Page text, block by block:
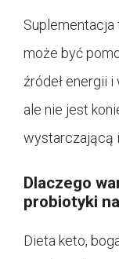
Suplementacja
może być
źródeł energii
ale nie jest
wystarczającą
Dlaczego
probiotyki
Dieta keto,